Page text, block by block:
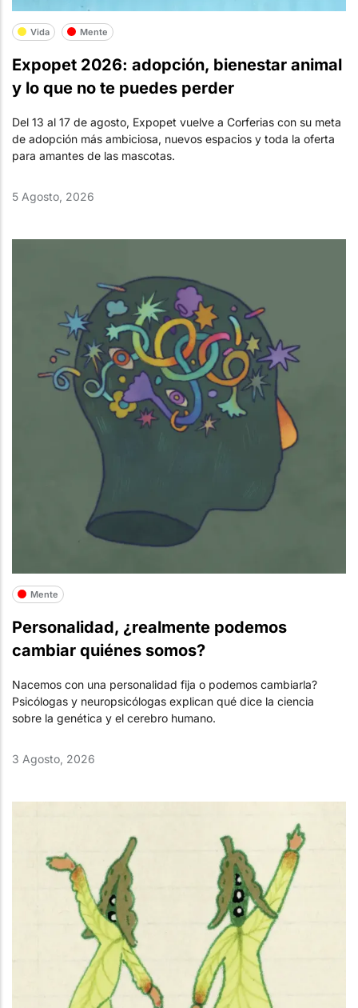
Vida Mente
Expopet 2026: adopción, bienestar animal
y lo que no te puedes perder
Del 13 al 17 de agosto, Expopet vuelve a Corferias con su meta
de adopción más ambiciosa, nuevos espacios y toda la oferta
para amantes de las mascotas.
5 Agosto, 2026
Mente
Personalidad, ¿realmente podemos
cambiar quiénes somos?
Nacemos con una personalidad fija o podemos cambiarla?
Psicólogas y neuropsicólogas explican qué dice la ciencia
sobre la genética y el cerebro humano.
3 Agosto, 2026